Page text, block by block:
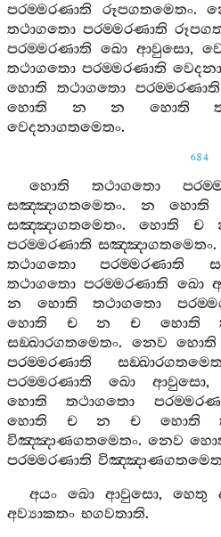
පරම‍්මරණාති
රූපගතමෙතං.
තථාගතො පරම‍්මරණාති
පරම‍්මරණාති ඛො ආවුසො,
තථාගතො පරම‍්මරණාති
හොති
තථාගතො පරම‍්මරණාති
හොති
න න හොති
වෙදනාගතමෙතං.
684
හොති තථාගතො
සඤ‍්ඤාගතමෙතං. න හොති
සඤ‍්ඤාගතමෙතං.හොති ච
පරම‍්මරණාති සඤ‍්ඤාගතමෙතං.
තථාගතො
පරම‍්මරණාති
තථාගතො පරම‍්මරණාති ඛො
න
හොති තථාගතො
හොති
ච න ච හොති
සඞ‍්ඛාරගතමෙතං. නෙව හොති
පරම‍්මරණාති
පරම‍්මරණාති
ඛො ආවුසො,
හොති
තථාගතො
හොති
ච න ච හොති
විඤ‍්ඤාණගතමෙතං. නෙව
පරම‍්මරණාති
අයං
ඛො ආවුසො, හෙතු
අව්‍යාකතං භගවතාති.